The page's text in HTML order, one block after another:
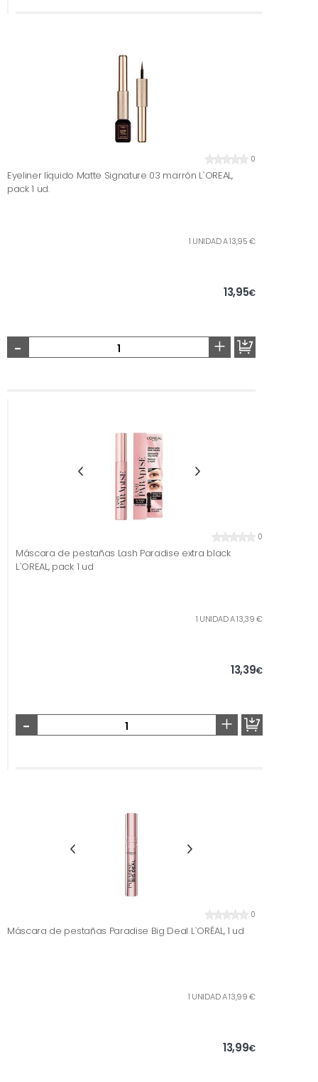
0
Eyeliner líquido Matte Signature 03 marrón L`OREAL,
pack 1 ud.
1 UNIDAD A 13,95 €
13,95€
- +
0
Máscara de pestañas Lash Paradise extra black
L`OREAL, pack 1 ud
1 UNIDAD A 13,39 €
13,39€
- +
0
Máscara de pestañas Paradise Big Deal L`ORÉAL, 1 ud
1 UNIDAD A 13,99 €
13,99€